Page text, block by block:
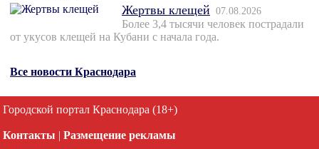
Жертвы клещей 07.08.2026
Более 3,4 тысячи человек пострадали
от укусов клещей на Кубани с начала года.
Все новости Краснодара
Городской портал Краснодара (18+)
Контакты | Размещение рекламы